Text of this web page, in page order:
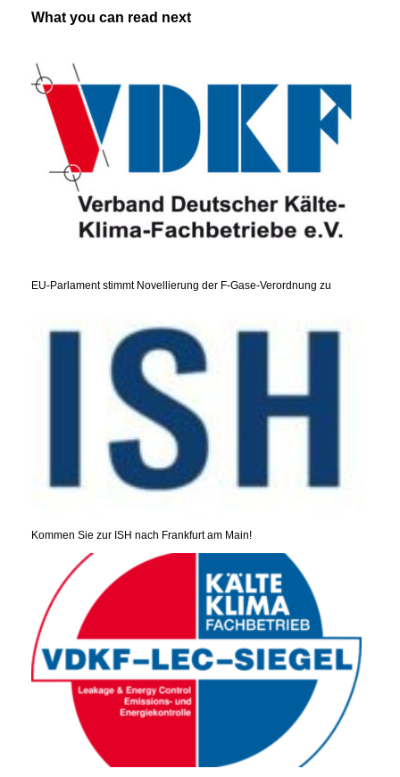
What you can read next
EU-Parlament stimmt Novellierung der F-Gase-Verordnung zu
Kommen Sie zur ISH nach Frankfurt am Main!